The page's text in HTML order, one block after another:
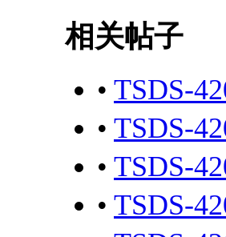
相关帖子
• TSDS-
• TSDS-
• TSDS-
• TSDS-